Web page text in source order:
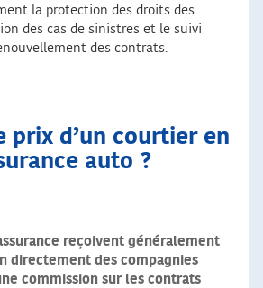
la protection des droits des
des cas de sinistres et le suivi
des contrats.
prix d’un courtier en
auto ?
reçoivent généralement
directement des compagnies
commission sur les contrats